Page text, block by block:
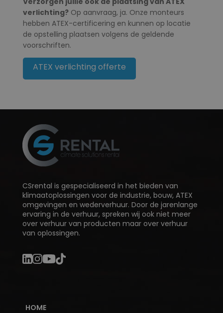
verlichting?Op aanvraag, ja. Onze monteurs
hebben ATEX-certificering en kunnen op locatie
de opstelling plaatsen volgens de geldende
voorschriften.
ATEX verlichting offerte
CSrental is gespecialiseerd in het bieden van
klimaatoplossingen voor de industrie, bouw, ATEX
omgevingen en wederverhuur. Door de jarenlange
ervaring in de verhuur, spreken wij ook niet meer
over verhuur van producten maar over verhuur
van oplossingen.
HOME